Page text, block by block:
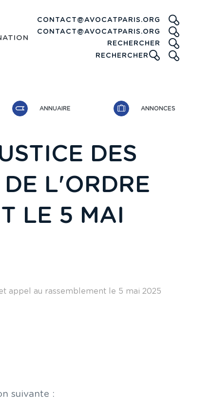
CONTACT@AVOCATPARIS.ORG
CONTACT@AVOCATPARIS.ORG
RECHERCHER
RECHERCHER ICONE
ANNUAIRE ANNONCES
DES
L'ORDRE
LE 5 MAI
appel au rassemblement le 5 mai 2025
suivante :